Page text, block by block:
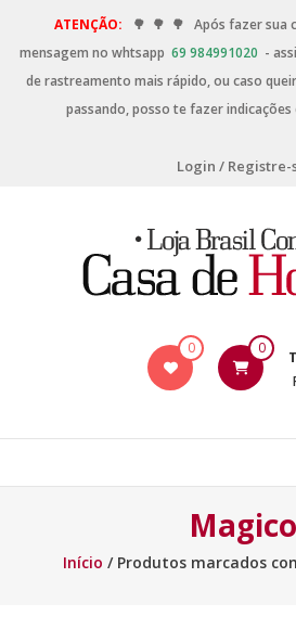
ATENÇÃO: 🌳 🌳 🌳 Após fazer sua
mensagem no whtsapp 69 984991020 -
de rastreamento mais rápido, ou caso
passando, posso te fazer
Login / Registre-
0 0
Magico
Início / Produtos marcados